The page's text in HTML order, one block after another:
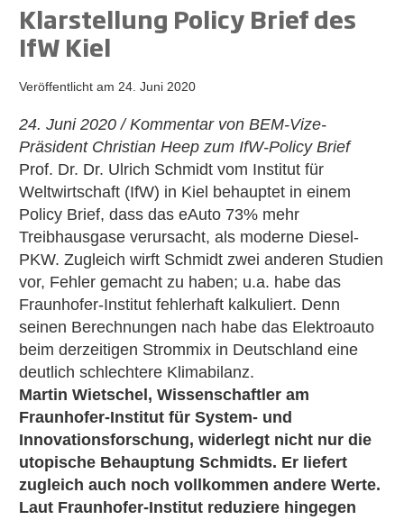
Klarstellung Policy Brief des
IfW Kiel
Veröffentlicht am 24. Juni 2020
24. Juni 2020 / Kommentar von BEM-Vize-
Präsident Christian Heep zum IfW-Policy Brief
Prof. Dr. Dr. Ulrich Schmidt vom Institut für
Weltwirtschaft (IfW) in Kiel behauptet in einem
Policy Brief, dass das eAuto 73% mehr
Treibhausgase verursacht, als moderne Diesel-
PKW. Zugleich wirft Schmidt zwei anderen Studien
vor, Fehler gemacht zu haben; u.a. habe das
Fraunhofer-Institut fehlerhaft kalkuliert. Denn
seinen Berechnungen nach habe das Elektroauto
beim derzeitigen Strommix in Deutschland eine
deutlich schlechtere Klimabilanz.
Martin Wietschel, Wissenschaftler am
Fraunhofer-Institut für System- und
Innovationsforschung, widerlegt nicht nur die
utopische Behauptung Schmidts. Er liefert
zugleich auch noch vollkommen andere Werte.
Laut Fraunhofer-Institut reduziere hingegen